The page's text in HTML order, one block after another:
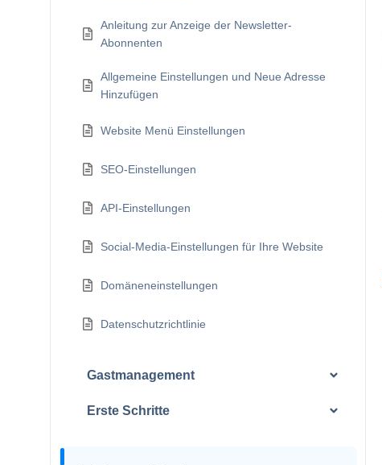
Anleitung zur Anzeige der Newsletter-
Abonnenten
Allgemeine Einstellungen und Neue Adresse
Hinzufügen
Website Menü Einstellungen
SEO-Einstellungen
API-Einstellungen
Social-Media-Einstellungen für Ihre Website
Domäneneinstellungen
Datenschutzrichtlinie
Gastmanagement
Erste Schritte